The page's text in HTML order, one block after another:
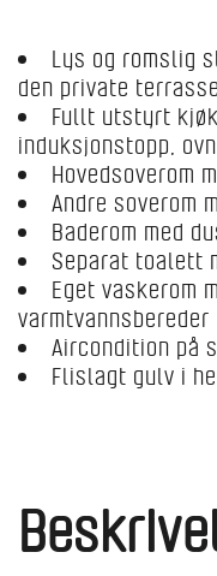
Lys og romslig
den private
Fullt utstyrt
induksjonstopp,
Hovedsoverom
Andre soverom
Baderom med
Separat toalett
Eget vaskerom
varmtvannsbereder
Aircondition på
Flislagt gulv i